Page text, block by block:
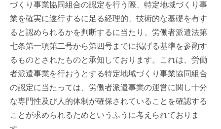
づくり事業協同組合の認定を行う際、特定地域づくり事
業を確実に遂行するに足る経理的、技術的な基礎を有す
ると認められるかを判断するに当たり、労働者派遣法第
七条第一項第二号から第四号までに掲げる基準を参酌す
るものとされたものと承知しております。これは、労働
者派遣事業を行おうとする特定地域づくり事業協同組合
の認定に当たっては、労働者派遣事業の運営に関し十分
な専門性及び人的体制が確保されていることを確認する
ことが求められるためというふうに考えられておりま